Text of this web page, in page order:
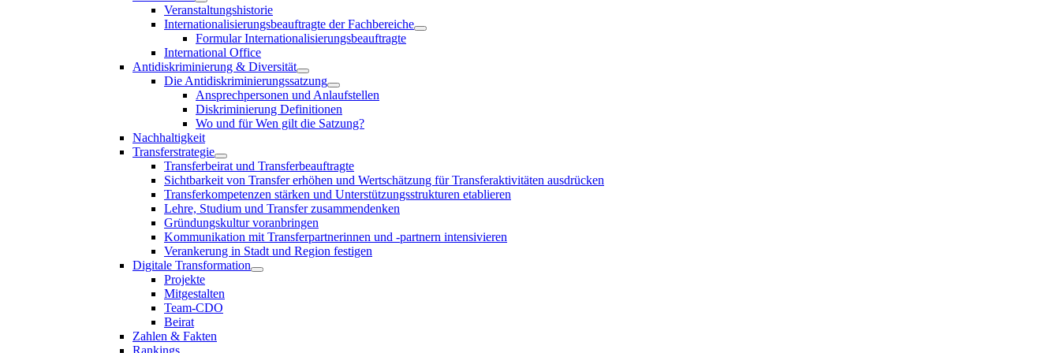
Veranstaltungshistorie
Internationalisierungsbeauftragte der Fachbereiche
Formular Internationalisierungsbeauftragte
International Office
Antidiskriminierung & Diversität
Die Antidiskriminierungssatzung
Ansprechpersonen und Anlaufstellen
Diskriminierung Definitionen
Wo und für Wen gilt die Satzung?
Nachhaltigkeit
Transferstrategie
Transferbeirat und Transferbeauftragte
Sichtbarkeit von Transfer erhöhen und Wertschätzung für Transferaktivitäten ausdrücken
Transferkompetenzen stärken und Unterstützungsstrukturen etablieren
Lehre, Studium und Transfer zusammendenken
Gründungskultur voranbringen
Kommunikation mit Transferpartnerinnen und -partnern intensivieren
Verankerung in Stadt und Region festigen
Digitale Transformation
Projekte
Mitgestalten
Team-CDO
Beirat
Zahlen & Fakten
Rankings